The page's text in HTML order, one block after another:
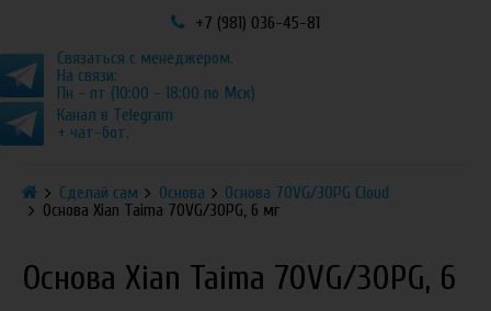
+7 (981) 036-45-81
Связаться с менеджером.
На связи:
Пн - пт (10:00 - 18:00 по Мск)
Канал в Telegram
+ чат-бот.
Сделай сам Основа
Основа 70VG/30PG Cloud
Основа Xian Taima 70VG/30PG, 6 мг
Основа Xian Taima 70VG/30PG, 6